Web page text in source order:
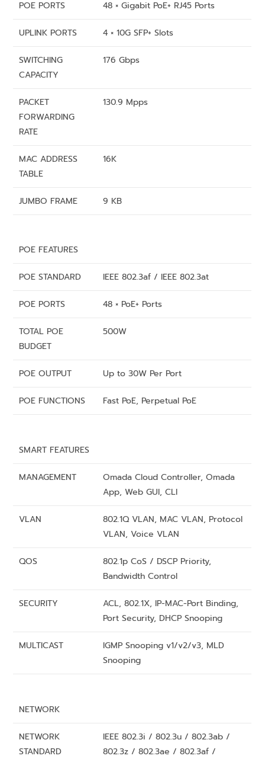
POE PORTS 48 × Gigabit PoE+ RJ45 Ports
UPLINK PORTS 4 × 10G SFP+ Slots
SWITCHING
CAPACITY
176 Gbps
PACKET
FORWARDING
RATE
130.9 Mpps
MAC ADDRESS
TABLE
16K
JUMBO FRAME 9 KB
POE FEATURES
POE STANDARD IEEE 802.3af / IEEE 802.3at
POE PORTS 48 × PoE+ Ports
TOTAL POE
BUDGET
500W
POE OUTPUT Up to 30W Per Port
POE FUNCTIONS Fast PoE, Perpetual PoE
SMART FEATURES
MANAGEMENT
Omada Cloud Controller, Omada
App, Web GUI, CLI
VLAN
802.1Q VLAN, MAC VLAN, Protocol
VLAN, Voice VLAN
QOS
802.1p CoS / DSCP Priority,
Bandwidth Control
SECURITY
ACL, 802.1X, IP-MAC-Port Binding,
Port Security, DHCP Snooping
MULTICAST
IGMP Snooping v1/v2/v3, MLD
Snooping
NETWORK
NETWORK
STANDARD
IEEE 802.3i / 802.3u / 802.3ab /
802.3z / 802.3ae / 802.3af /